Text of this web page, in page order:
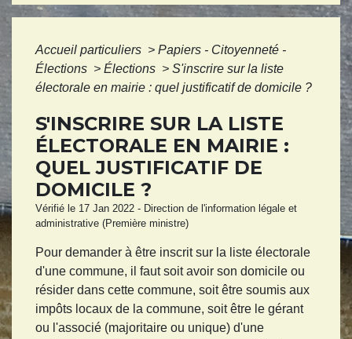
Accueil particuliers > Papiers - Citoyenneté -
Élections > Élections > S'inscrire sur la liste
électorale en mairie : quel justificatif de domicile ?
S'INSCRIRE SUR LA LISTE
ÉLECTORALE EN MAIRIE :
QUEL JUSTIFICATIF DE
DOMICILE ?
Vérifié le 17 Jan 2022 - Direction de l'information légale et
administrative (Première ministre)
Pour demander à être inscrit sur la liste électorale
d'une commune, il faut soit avoir son domicile ou
résider dans cette commune, soit être soumis aux
impôts locaux de la commune, soit être le gérant
ou l'associé (majoritaire ou unique) d'une